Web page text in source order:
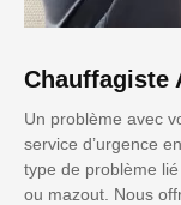
Chauffagiste
Un problème avec
service d’urgence
type de problème
ou mazout. Nous